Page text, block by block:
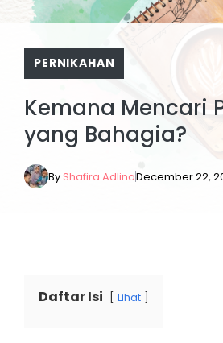
PERNIKAHAN
Kemana Mencari
yang Bahagia?
By Shafira AdlinaDecember 22,
Daftar Isi Lihat